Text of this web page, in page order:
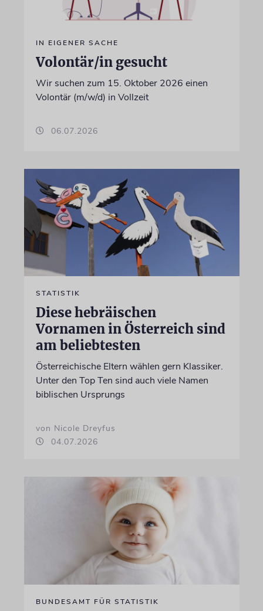
IN EIGENER SACHE
Volontär/in gesucht
Wir suchen zum 15. Oktober 2026 einen
Volontär (m/w/d) in Vollzeit
06.07.2026
STATISTIK
Diese hebräischen
Vornamen in Österreich sind
am beliebtesten
Österreichische Eltern wählen gern Klassiker.
Unter den Top Ten sind auch viele Namen
biblischen Ursprungs
von Nicole Dreyfus
04.07.2026
BUNDESAMT FÜR STATISTIK